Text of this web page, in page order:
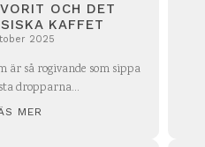
OCH DET
KAFFET
2025
är så rogivande som sippa
dropparna...
MER